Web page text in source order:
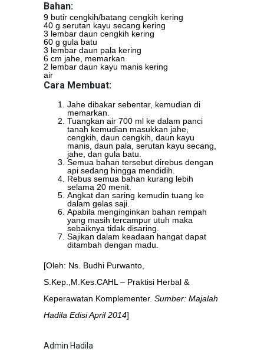
Bahan:
9 butir cengkih/batang cengkih kering
40 g serutan kayu secang kering
3 lembar daun cengkih kering
60 g gula batu
3 lembar daun pala kering
6 cm jahe, memarkan
2 lembar daun kayu manis kering
air
Cara Membuat:
Jahe dibakar sebentar, kemudian di
memarkan.
Tuangkan air 700 ml ke dalam panci
tanah kemudian masukkan jahe,
cengkih, daun cengkih, daun kayu
manis, daun pala, serutan kayu secang,
jahe, dan gula batu.
Semua bahan tersebut direbus dengan
api sedang hingga mendidih.
Rebus semua bahan kurang lebih
selama 20 menit.
Angkat dan saring kemudin tuang ke
dalam gelas saji.
Apabila menginginkan bahan rempah
yang masih tercampur utuh maka
sebaiknya tidak disaring.
Sajikan dalam keadaan hangat dapat
ditambah dengan madu.
[Oleh: Ns. Budhi Purwanto,
S.Kep.,M.Kes.CAHL – Praktisi Herbal &
Keperawatan Komplementer. Sumber: Majalah
Hadila Edisi April 2014]
Admin Hadila